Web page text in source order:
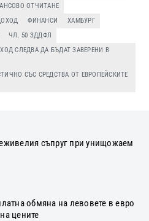
ОТЧИТАНЕ
ФИНАНСИ
ХАМБУРГ
ЧЛ. 50 ЗДДФЛ
СЛЕДВА ДА БЪДАТ ЗАВЕРЕНИ В
СЪС СРЕДСТВА ОТ ЕВРОПЕЙСКИТЕ
съпруг при унищожаем
обмяна на левовете в евро
цените